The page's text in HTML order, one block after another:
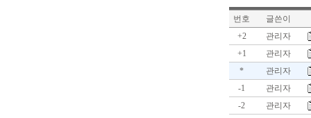
번호
글쓴이
+2
관리자
+1
관리자
*
관리자
-1
관리자
-2
관리자